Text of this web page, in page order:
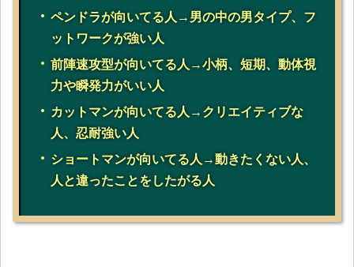
ペンドラが向いてる人→男の中の男タイプ、フ
ットワークが強い人
前陣速攻型が向いてる人→小柄、短期、動体視
力や瞬発力がいい人
カットマンが向いてる人→クリエイティブな
人、忍耐強い人
ショートマンが向いてる人→動きたくない人、
人と違ったことをしたがる人